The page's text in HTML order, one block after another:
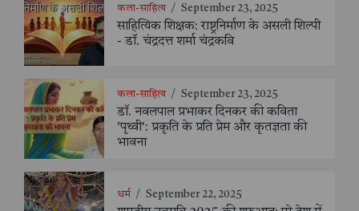
कला-साहित्य / September 23, 2025
साहित्यिक शिक्षक: राष्ट्रनिर्माण के असली शिल्पी
- डॉ. चंद्रदत्त शर्मा चंद्रकवि
कला-साहित्य / September 23, 2025
डॉ. नवलपाल प्रभाकर दिनकर की कविता
'पृथ्वी': प्रकृति के प्रति प्रेम और कृतज्ञता की
भावना
धर्म / September 22, 2025